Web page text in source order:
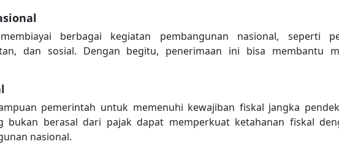
berbagai kegiatan pembangunan nasional, seperti
dan sosial. Dengan begitu, penerimaan ini bisa membantu
pemerintah untuk memenuhi kewajiban fiskal jangka
bukan berasal dari pajak dapat memperkuat ketahanan fiskal
nasional.